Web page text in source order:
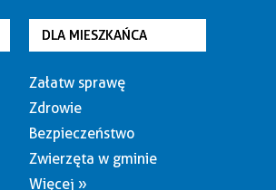
DLA MIESZKAŃCA
Załatw sprawę
Zdrowie
Bezpieczeństwo
Zwierzęta w gminie
Więcej »